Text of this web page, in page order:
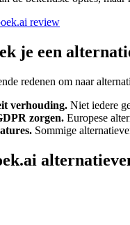
review
je een
redenen om naar
verhouding. Niet iedere
zorgen. Europese
Sommige